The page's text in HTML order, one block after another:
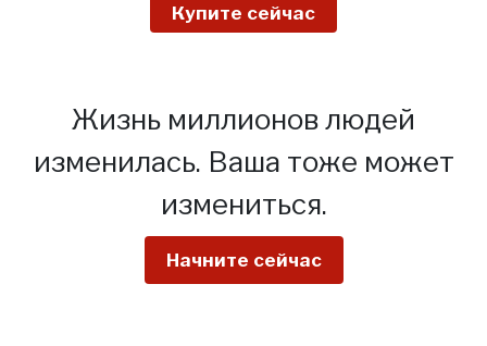
Купите сейчас
Жизнь миллионов людей
изменилась. Ваша тоже может
измениться.
Начните сейчас